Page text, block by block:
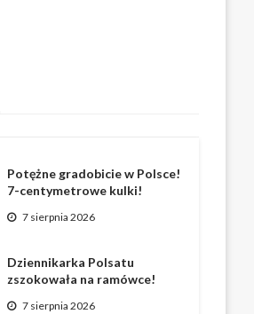
Potężne gradobicie w Polsce!
7-centymetrowe kulki!
7 sierpnia 2026
Dziennikarka Polsatu
zszokowała na ramówce!
7 sierpnia 2026